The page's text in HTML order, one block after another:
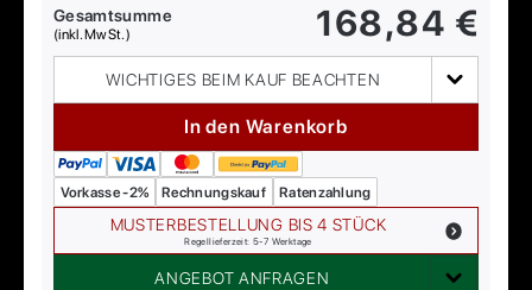
Gesamtsumme
(inkl. MwSt.) 168,84 €
WICHTIGES BEIM KAUF BEACHTEN
In den Warenkorb
Vorkasse -2% Rechnungskauf Ratenzahlung
MUSTERBESTELLUNG BIS 4 STÜCK
Regellieferzeit: 5-7 Werktage
ANGEBOT ANFRAGEN